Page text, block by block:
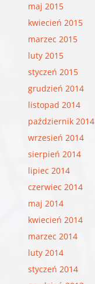
maj 2015
kwiecień 2015
marzec 2015
luty 2015
styczeń 2015
grudzień 2014
listopad 2014
październik 2014
wrzesień 2014
sierpień 2014
lipiec 2014
czerwiec 2014
maj 2014
kwiecień 2014
marzec 2014
luty 2014
styczeń 2014